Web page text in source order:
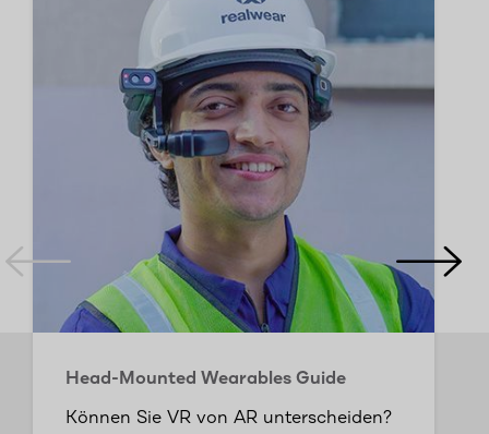
Head-Mounted Wearables Guide
Können Sie VR von AR unterscheiden?